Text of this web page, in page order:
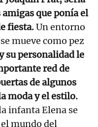
que ponía el
fiesta.Un entorno
mueve como pez
su personalidad le
red de
de algunos
moda y el estilo.
infanta Elena se
mundo del